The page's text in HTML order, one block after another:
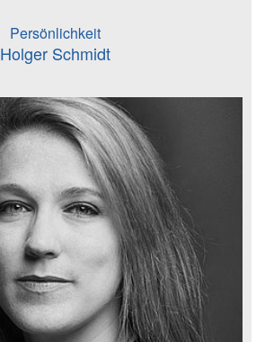
Persönlichkeit
Holger Schmidt